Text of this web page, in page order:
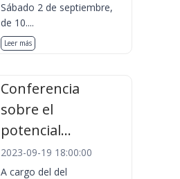
Sábado 2 de septiembre,
de 10....
Leer más
Conferencia
sobre el
potencial...
2023-09-19 18:00:00
A cargo del del